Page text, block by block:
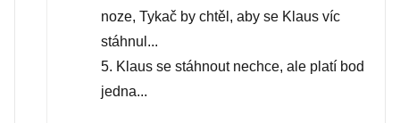
noze, Tykač by chtěl, aby se Klaus víc
stáhnul...
5. Klaus se stáhnout nechce, ale platí bod
jedna...